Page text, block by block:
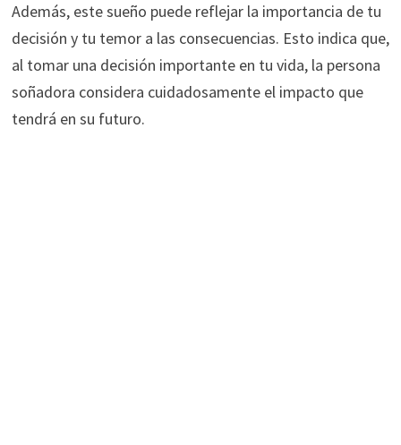
Además, este sueño puede reflejar la importancia de tu
decisión y tu temor a las consecuencias. Esto indica que,
al tomar una decisión importante en tu vida, la persona
soñadora considera cuidadosamente el impacto que
tendrá en su futuro.